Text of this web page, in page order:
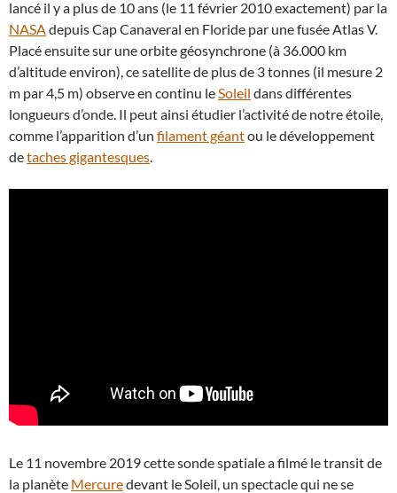
lancé il y a plus de 10 ans (le 11 février 2010 exactement) par la
NASAdepuis Cap Canaveral en Floride par une fusée Atlas V.
Placé ensuite sur une orbite géosynchrone (à 36.000 km
d’altitude environ), ce satellite de plus de 3 tonnes (il mesure 2
m par 4,5 m) observe en continu leSoleil dans différentes
longueurs d’onde. Il peut ainsi étudier l’activité de notre étoile,
comme l’apparition d’un filament géantou le développement
detaches gigantesques.
Le 11 novembre 2019 cette sonde spatiale a filmé le transit de
la planète Mercuredevant le Soleil, un spectacle qui ne se